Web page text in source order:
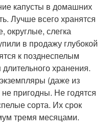
капусты в домашних
Лучше всего хранятся
округлые, слегка
в продажу глубокой
к позднеспелым
хранения.
(даже из
пригодны. Не годятся
сорта. Их срок
тремя месяцами.